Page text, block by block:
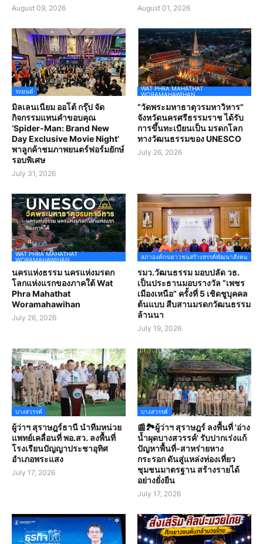
August 09, 2026 August 01, 2026
รถยนต์
มิลเลนเนียม ออโต้ กรุ๊ป จัด
กิจกรรมแทนคำขอบคุณ
‘Spider-Man: Brand New
Day Exclusive Movie Night’
พาลูกค้าชมภาพยนตร์ฟอร์มยักษ์
รอบพิเศษ
July 31, 2026
WAT PHRA MAHATHAT
WORAMAHAWIHAN
“วัดพระมหาธาตุวรมหาวิหาร”
จังหวัดนครศรีธรรมราช ได้รับ
การขึ้นทะเบียนเป็น มรดกโลก
ทางวัฒนธรรมของ UNESCO
July 26, 2026
WAT PHRA MAHATHAT
WORAMAHAWIHAN
นครแห่งธรรม นครแห่งมรดก
โลกแห่งแรกของภาคใต้ Wat
Phra Mahathat
Woramahawihan
July 26, 2026
สภาองค์กรเยาวชนสร้างสรรค์พัฒนาสังคม
รมว.วัฒนธรรม มอบปลัด วธ.
เป็นประธานมอบรางวัล “เพชร
เมืองเหนือ” ครั้งที่ 5 เชิดชูบุคคล
ต้นแบบ สืบสานมรดกวัฒนธรรม
ล้านนา
July 19, 2026
บางสวรรค์
ผู้ว่าฯ สุราษฎร์ธานี นำทีมหน่วย
แพทย์เคลื่อนที่ พอ.สว. ลงพื้นที่
โรงเรียนปัญญาประชาอุทิศ
อำเภอพระแสง
July 17, 2026
บางสวรรค์
📰🏞️ผู้ว่าฯ สุราษฎร์ ลงพื้นที่ 'อ่าง
น้ำผุดบางสวรรค์' รับปากเร่งแก้
ปัญหาพื้นที่-สาหร่ายหาง
กระรอก ดันสู่แหล่งท่องเที่ยว
ชุมชนมาตรฐาน สร้างรายได้
อย่างยั่งยืน
July 17, 2026